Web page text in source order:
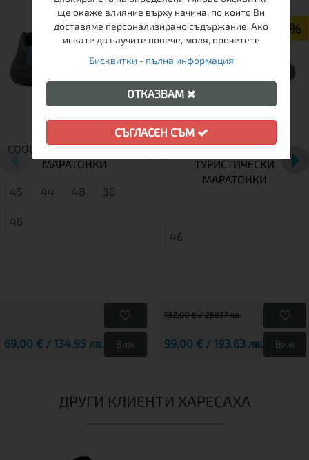
COOL 2.0 BLU ОЛЕКОТЕНИ
МАРАТОНКИ
45 44 48 38
46
69,00 € / 134.95 лв. Виж
-25%
MAX - BLACK / OLIVE
ТУРИСТИЧЕСКИ
МАРАТОНКИ
46
132,00 € / 258.17 лв.
99,00 € / 193.63 лв. Виж
ДРУГИ КЛИЕНТИ ХАРЕСАХА
ще окаже влияние върху начина, по който Ви
доставяме персонализирано съдържание. Ако
искате да научите повече, моля, прочетете
Бисквитки - пълна информация
ОТКАЗВАМ
СЪГЛАСЕН СЪМ